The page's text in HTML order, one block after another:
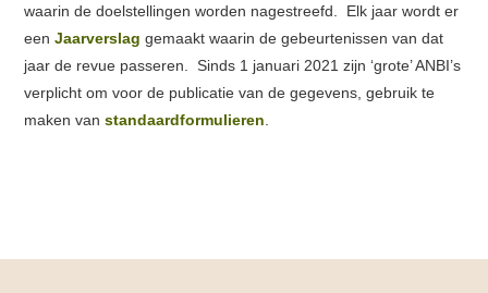
waarin de doelstellingen worden nagestreefd. Elk jaar wordt er
eenJaarverslag gemaakt waarin de gebeurtenissen van dat
jaar de revue passeren. Sinds 1 januari 2021 zijn ‘grote’ ANBI’s
verplicht om voor de publicatie van de gegevens, gebruik te
maken vanstandaardformulieren